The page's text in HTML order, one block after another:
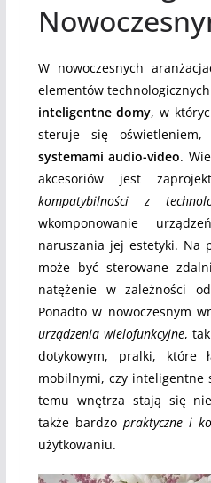
W nowoczesnych
elementów
inteligentne domy, w
steruje się
systemami audio-video.
akcesoriów jest
kompatybilności z
wkomponowanie
naruszania jej estetyki. Na
może być sterowane
natężenie w zależności
Ponadto w nowoczesnym
urządzenia wielofunkcyjne,
dotykowym, pralki, które
mobilnymi, czy inteligentne
temu wnętrza stają się
także bardzo praktyczne i
użytkowaniu.